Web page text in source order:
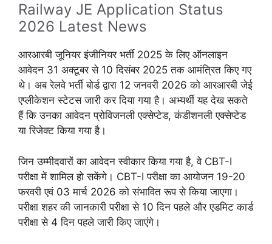
Railway JE Application Status
2026 Latest News
आरआरबी जूनियर इंजीनियर भर्ती 2025 के लिए ऑनलाइन
आवेदन 31 अक्टूबर से 10 दिसंबर 2025 तक आमंत्रित किए गए
थे। अब रेलवे भर्ती बोर्ड द्वारा 12 जनवरी 2026 को आरआरबी जेई
एप्लीकेशन स्टेटस जारी कर दिया गया है। अभ्यर्थी यह देख सकते
हैं कि उनका आवेदन प्रोविजनली एक्सेप्टेड, कंडीशनली एक्सेप्टेड
या रिजेक्ट किया गया है।
जिन उम्मीदवारों का आवेदन स्वीकार किया गया है, वे CBT-I
परीक्षा में शामिल हो सकेंगे। CBT-I परीक्षा का आयोजन 19-20
फरवरी एवं 03 मार्च 2026 को संभावित रूप से किया जाएगा।
परीक्षा शहर की जानकारी परीक्षा से 10 दिन पहले और एडमिट कार्ड
परीक्षा से 4 दिन पहले जारी किए जाएंगे।